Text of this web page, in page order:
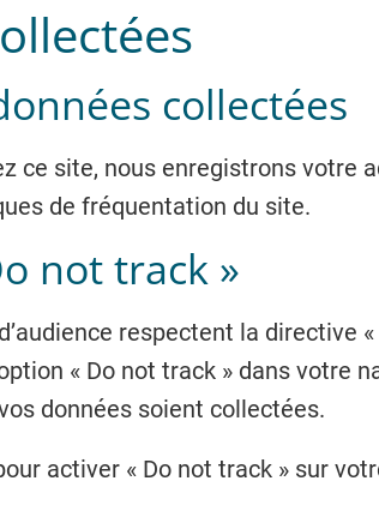
collectées
ce site, nous enregistrons votre
de fréquentation du site.
not track »
respectent la directive
« Do not track » dans votre
données soient collectées.
activer « Do not track » sur